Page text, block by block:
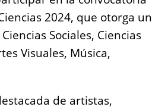
2024, que otorga un
Sociales, Ciencias
Visuales, Música,
de artistas,